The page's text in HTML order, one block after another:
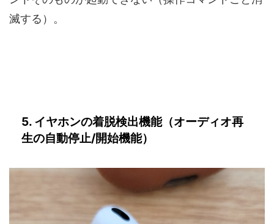
滅する）。
5. イヤホンの着脱検出機能（オーディオ再
生の自動停止/開始機能）